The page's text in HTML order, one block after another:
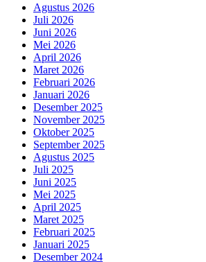
Agustus 2026
Juli 2026
Juni 2026
Mei 2026
April 2026
Maret 2026
Februari 2026
Januari 2026
Desember 2025
November 2025
Oktober 2025
September 2025
Agustus 2025
Juli 2025
Juni 2025
Mei 2025
April 2025
Maret 2025
Februari 2025
Januari 2025
Desember 2024